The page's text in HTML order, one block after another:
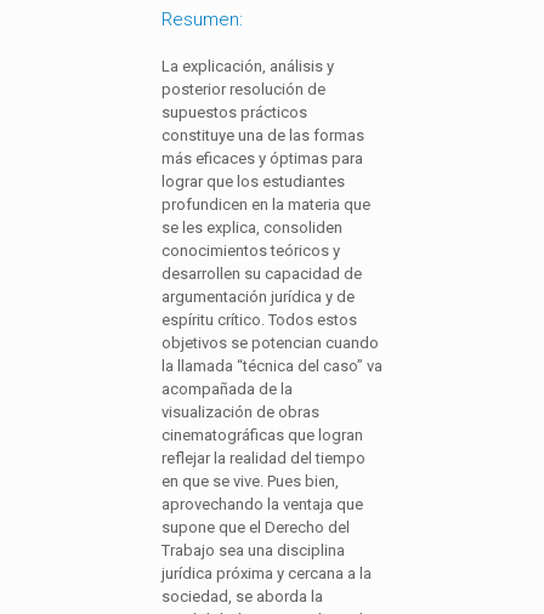
Resumen:
La explicación, análisis y
posterior resolución de
supuestos prácticos
constituye una de las formas
más eficaces y óptimas para
lograr que los estudiantes
profundicen en la materia que
se les explica, consoliden
conocimientos teóricos y
desarrollen su capacidad de
argumentación jurídica y de
espíritu crítico. Todos estos
objetivos se potencian cuando
la llamada “técnica del caso” va
acompañada de la
visualización de obras
cinematográficas que logran
reflejar la realidad del tiempo
en que se vive. Pues bien,
aprovechando la ventaja que
supone que el Derecho del
Trabajo sea una disciplina
jurídica próxima y cercana a la
sociedad, se aborda la